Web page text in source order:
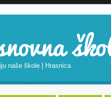
naše škole | Hrasnica